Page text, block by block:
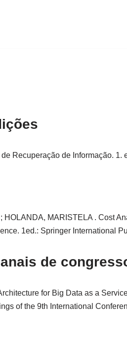
Recuperação de Informação. 1.
HOLANDA, MARISTELA . Cost
1ed.: Springer International
de
for Big Data as a
of the 9th International